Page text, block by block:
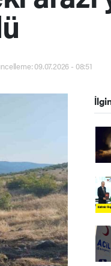
09.07.2026 - 08:51